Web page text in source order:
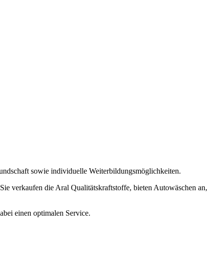
sowie individuelle Weiterbildungsmöglichkeiten.
verkaufen die Aral Qualitätskraftstoffe, bieten Autowäschen an,
einen optimalen Service.